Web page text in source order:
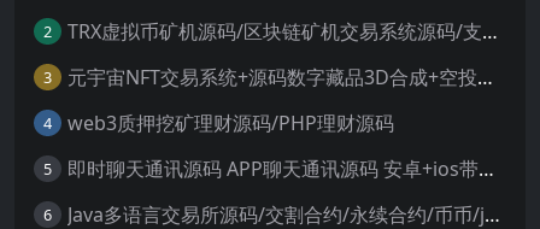
2 TRX虚拟币矿机源码/区块链矿机交易系统源码/支持 4国语言+usdt充值+搭建视频教程
3 元宇宙NFT交易系统+源码数字藏品3D合成+空投盲盒玩法抽集卡
4 web3质押挖矿理财源码/PHP理财源码
5 即时聊天通讯源码 APP聊天通讯源码 安卓+ios带后端源码控制
6 Java多语言交易所源码/交割合约/永续合约/币币/java服务端